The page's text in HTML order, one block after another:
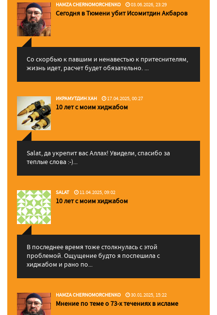
HAMZA CHERNOMORCHENKO 03.06.2026, 23:29
Сегодня в Тюмени убит Исомитдин Акбаров
Со скорбью к павшим и ненавестью к притеснителям,
жизнь идет, расчет будет обязательно. ...
ИКРАМУТДИН ХАН 17.04.2025, 00:27
10 лет с моим хиджабом
Salat, да укрепит вас Аллаx! Увидели, спасибо за
теплые слова :-)...
SALAT 11.04.2025, 09:02
10 лет с моим хиджабом
В последнее время тоже столкнулась с этой
проблемой. Ощущение будто я поспешила с
хиджабом и рано по...
HAMZA CHERNOMORCHENKO 30.01.2025, 15:22
Мнение по теме о 73-х течениях в исламе